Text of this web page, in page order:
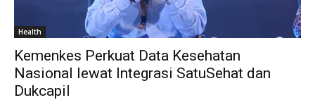
Health
Kemenkes Perkuat Data Kesehatan
Nasional lewat Integrasi SatuSehat dan
Dukcapil